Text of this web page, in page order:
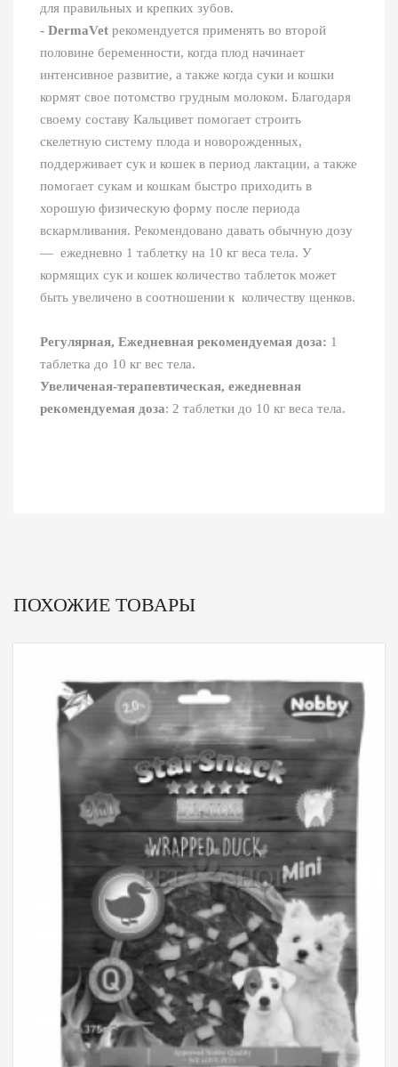
для правильных и крепких зубов.
- DermaVet рекомендуется применять во второй
половине беременности, когда плод начинает
интенсивное развитие, а также когда суки и кошки
кормят свое потомство грудным молоком. Благодаря
своему составу Кальцивет помогает строить
скелетную систему плода и новорожденных,
поддерживает сук и кошек в период лактации, а также
помогает сукам и кошкам быстро приходить в
хорошую физическую форму после периода
вскармливания. Рекомендовано давать обычную дозу
— ежедневно 1 таблетку на 10 кг веса тела. У
кормящих сук и кошек количество таблеток может
быть увеличено в соотношении к количеству щенков.
Регулярная, Ежедневная рекомендуемая доза: 1
таблетка до 10 кг вес тела.
Увеличеная-терапевтическая, ежедневная
рекомендуемая доза: 2 таблетки до 10 кг веса тела.
ПОХОЖИЕ ТОВАРЫ